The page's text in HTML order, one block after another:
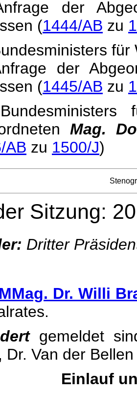
der
(1444/AB zu
der
(1445/AB zu
Mag.
AB zu 1500/J)
Sitzung:
Dritter
MMag. Dr. Willi
gemeldet
Dr. Van der
Einlauf